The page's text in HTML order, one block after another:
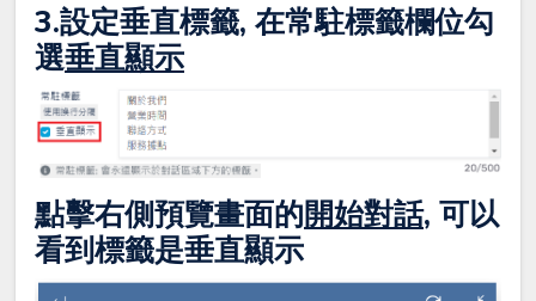
3.設定垂直標籤, 在常駐標籤欄位勾
選垂直顯示
點擊右側預覽畫面的開始對話, 可以
看到標籤是垂直顯示